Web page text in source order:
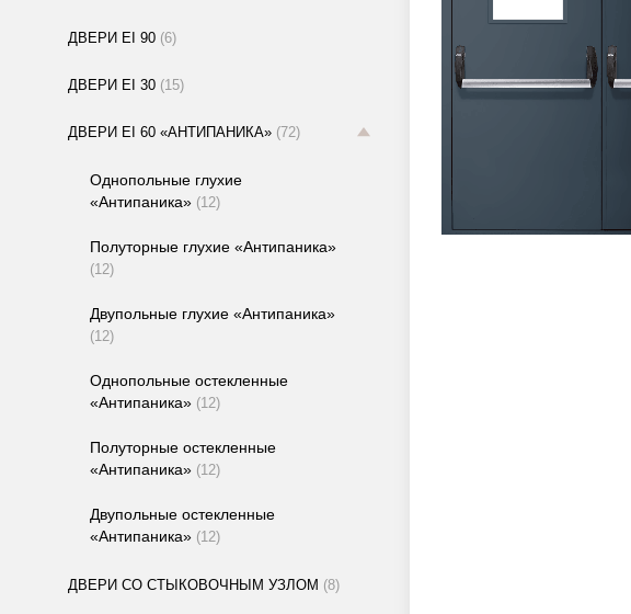
ДВЕРИ EI 90 (6)
ДВЕРИ EI 30 (15)
ДВЕРИ EI 60 «АНТИПАНИКА» (72)
Однопольные глухие
«Антипаника» (12)
Полуторные глухие «Антипаника»
(12)
Двупольные глухие «Антипаника»
(12)
Однопольные остекленные
«Антипаника» (12)
Полуторные остекленные
«Антипаника» (12)
Двупольные остекленные
«Антипаника» (12)
ДВЕРИ СО СТЫКОВОЧНЫМ УЗЛОМ (8)